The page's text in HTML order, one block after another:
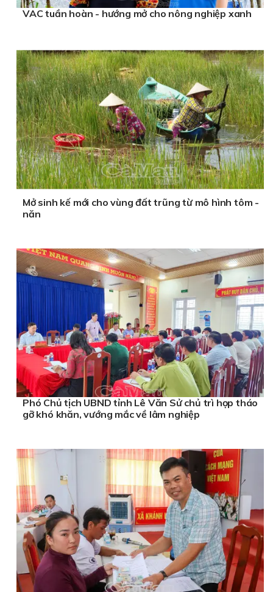
VAC tuần hoàn - hướng mở cho nông nghiệp xanh
Mở sinh kế mới cho vùng đất trũng từ mô hình tôm -
năn
Phó Chủ tịch UBND tỉnh Lê Văn Sử chủ trì họp tháo
gỡ khó khăn, vướng mắc về lâm nghiệp